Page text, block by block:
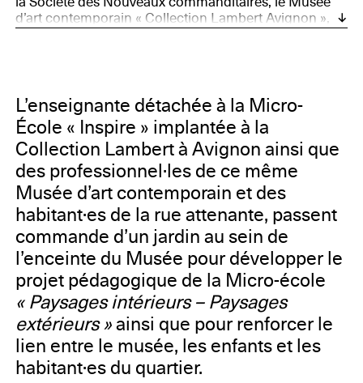
d’art contemporain « Collection Lambert Avignon »,
Département du Vaucluse, l’association « Semailles »,
les mécènes de la Collection Lambert
L’enseignante détachée à la Micro-
École « Inspire » implantée à la
Collection Lambert à Avignon ainsi que
des professionnel·les de ce même
Musée d’art contemporain et des
habitant·es de la rue attenante, passent
commande d’un jardin au sein de
l’enceinte du Musée pour développer le
projet pédagogique de la Micro-école
« Paysages intérieurs – Paysages
extérieurs »ainsi que pour renforcer le
lien entre le musée, les enfants et les
habitant·es du quartier.